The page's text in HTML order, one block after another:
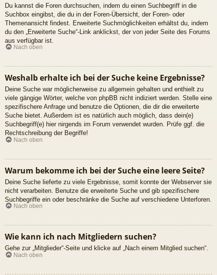
Du kannst die Foren durchsuchen, indem du einen Suchbegriff in die
Suchbox eingibst, die du in der Foren-Übersicht, der Foren- oder
Themenansicht findest. Erweiterte Suchmöglichkeiten erhältst du, indem
du den „Erweiterte Suche“-Link anklickst, der von jeder Seite des Forums
aus verfügbar ist.
Nach oben
Weshalb erhalte ich bei der Suche keine Ergebnisse?
Deine Suche war möglicherweise zu allgemein gehalten und enthielt zu
viele gängige Wörter, welche von phpBB nicht indiziert werden. Stelle eine
spezifischere Anfrage und benutze die Optionen, die dir die erweiterte
Suche bietet. Außerdem ist es natürlich auch möglich, dass dein(e)
Suchbegriff(e) hier nirgends im Forum verwendet wurden. Prüfe ggf. die
Rechtschreibung der Begriffe!
Nach oben
Warum bekomme ich bei der Suche eine leere Seite?
Deine Suche lieferte zu viele Ergebnisse, somit konnte der Webserver sie
nicht verarbeiten. Benutze die erweiterte Suche und gib spezifischere
Suchbegriffe ein oder beschränke die Suche auf verschiedene Unterforen.
Nach oben
Wie kann ich nach Mitgliedern suchen?
Gehe zur „Mitglieder“-Seite und klicke auf „Nach einem Mitglied suchen“.
Nach oben